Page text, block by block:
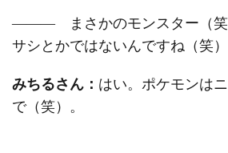
――― まさかのモンスター（笑
サシとかではないんですね（笑）
みちるさん： はい。ポケモンは
で（笑）。